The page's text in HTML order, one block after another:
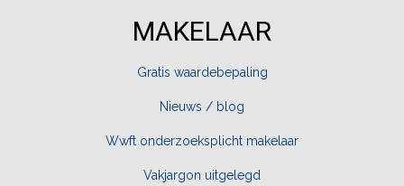
MAKELAAR
Gratis waardebepaling
Nieuws / blog
Wwft onderzoeksplicht makelaar
Vakjargon uitgelegd